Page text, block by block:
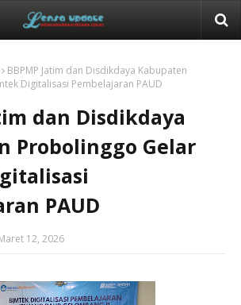
BBPMP Jatim dan Disdikdaya Kabupaten
Digitalisasi Pembelajaran PAUD
dan Disdikdaya
Probolinggo Gelar
PAUD
12, 2026